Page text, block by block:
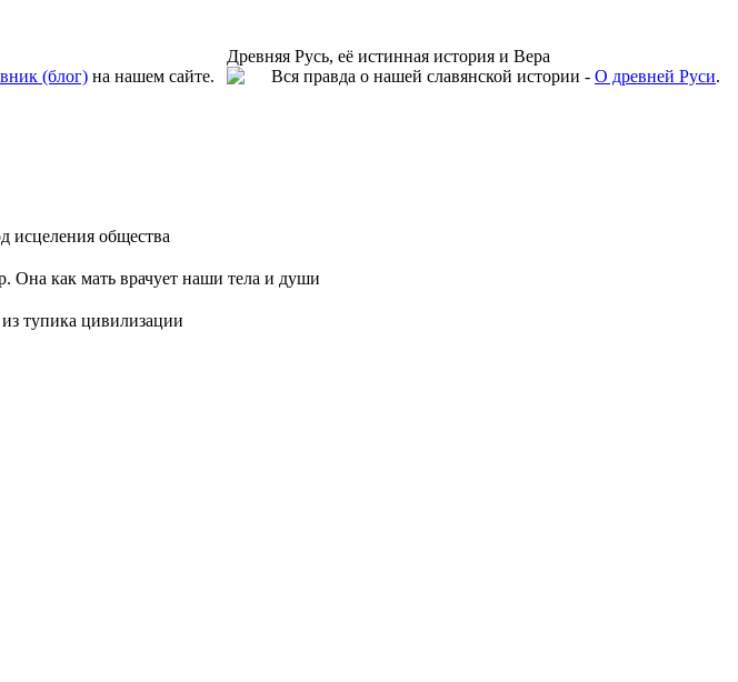
(блог) на нашем сайте.
Древняя Русь, её истинная история и Вера
Вся правда о нашей славянской истории - О древней Руси.
исцеления общества
Она как мать врачует наши тела и души
тупика цивилизации